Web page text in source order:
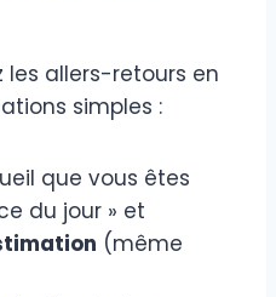
les allers-retours en
simples :
que vous êtes
du jour » et
(même